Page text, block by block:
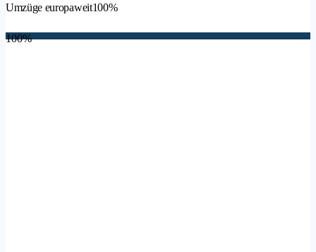
Umzüge europaweit100%
100%